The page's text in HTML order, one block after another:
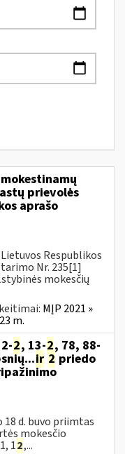
prievolės
aprašo
Respublikos
Nr. 235[1]
mokesčių
MĮP 2021 »
m.
2, 13-2, 78, 88-
ir 2 priedo
d. buvo priimtas
mokesčio
12,...